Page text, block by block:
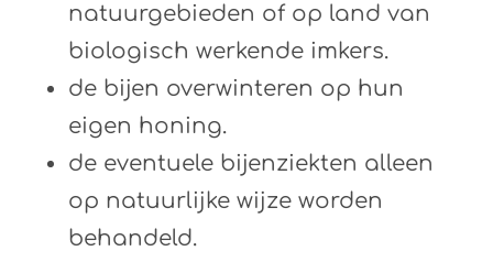
natuurgebieden of op land van
biologisch werkende imkers.
de bijen overwinteren op hun
eigen honing.
de eventuele bijenziekten alleen
op natuurlijke wijze worden
behandeld.